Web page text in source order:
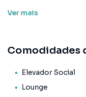
planejados com
disponibilidade do
alteração sem aviso
Ver mais
Comodidades
Elevador Social
Lounge